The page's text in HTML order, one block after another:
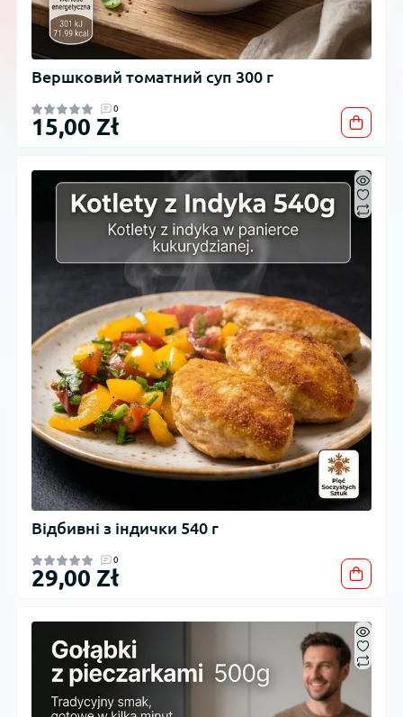
Вершковий томатний суп 300 г
0
15,00 Zł
Відбивні з індички 540 г
0
29,00 Zł